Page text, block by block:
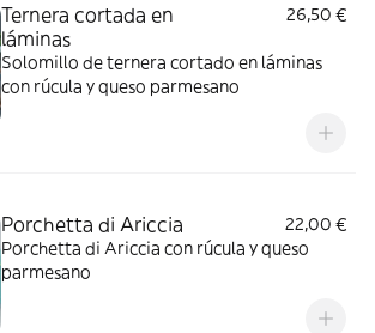
Ternera cortada en
láminas
26,50 €
Solomillo de ternera cortado en láminas
con rúcula y queso parmesano
Porchetta di Ariccia
22,00 €
Porchetta di Ariccia con rúcula y queso
parmesano